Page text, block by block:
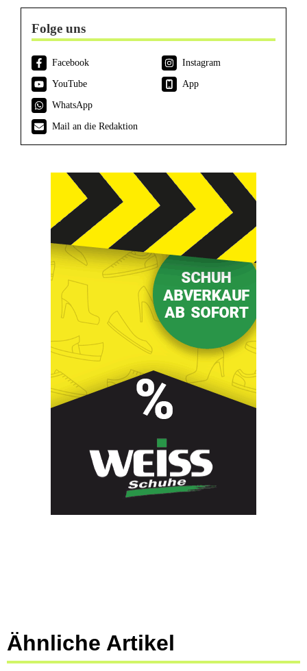
Folge uns
Facebook
Instagram
YouTube
App
WhatsApp
Mail an die Redaktion
Ähnliche Artikel